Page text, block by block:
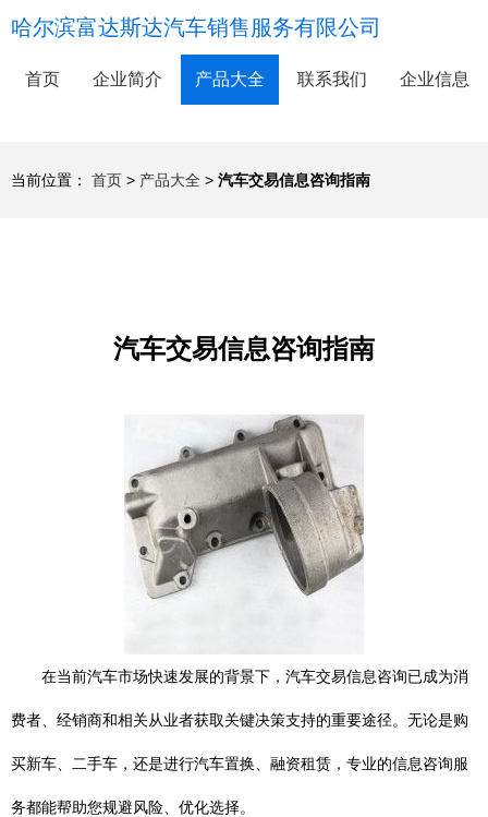
哈尔滨富达斯达汽车销售服务有限公司
首页 企业简介 产品大全 联系我们 企业信息
当前位置： 首页 > 产品大全 > 汽车交易信息咨询指南
汽车交易信息咨询指南
在当前汽车市场快速发展的背景下，汽车交易信息咨询已成为消
费者、经销商和相关从业者获取关键决策支持的重要途径。无论是购
买新车、二手车，还是进行汽车置换、融资租赁，专业的信息咨询服
务都能帮助您规避风险、优化选择。